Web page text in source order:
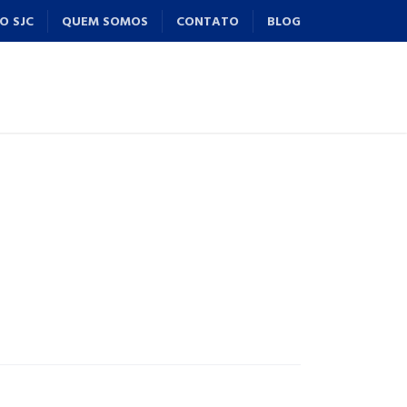
SJC QUEM SOMOS CONTATO BLOG